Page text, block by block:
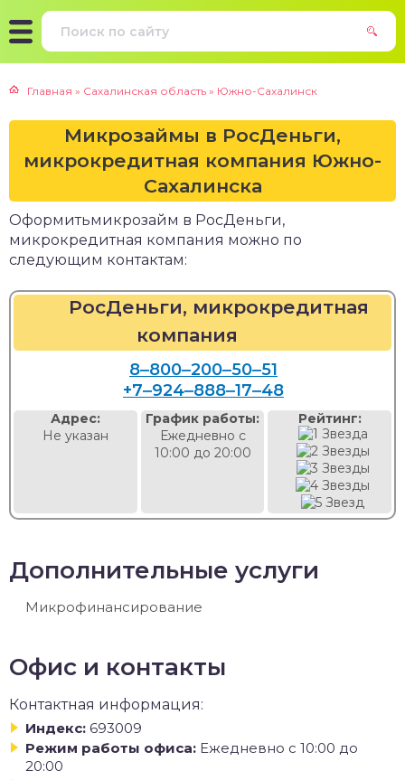
Главная » Сахалинская область » Южно-Сахалинск
Микрозаймы в РосДеньги,
микрокредитная компания Южно-
Сахалинска
Оформитьмикрозайм в РосДеньги,
микрокредитная компания можно по
следующим контактам:
РосДеньги, микрокредитная
компания
8‒800‒200‒50‒51
+7‒924‒888‒17‒48
Адрес:
Не указан
График работы:
Ежедневно с
10:00 до 20:00
Рейтинг:
Дополнительные услуги
Микрофинансирование
Офис и контакты
Контактная информация:
Индекс: 693009
Режим работы офиса: Ежедневно с 10:00 до
20:00